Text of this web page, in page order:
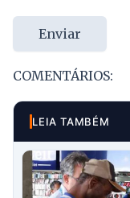
Enviar
COMENTÁRIOS:
LEIA TAMBÉM